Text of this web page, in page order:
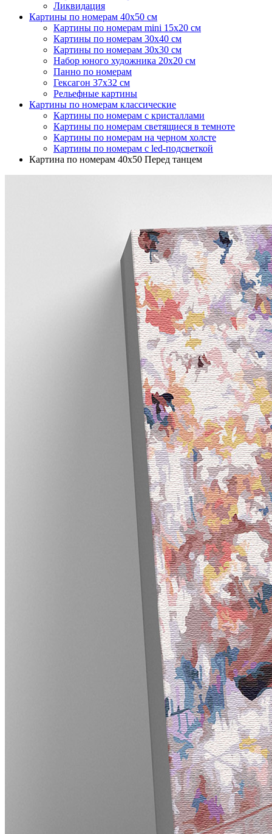
Ликвидация
Картины по номерам 40х50 см
Картины по номерам mini 15х20 см
Картины по номерам 30х40 см
Картины по номерам 30x30 см
Набор юного художника 20х20 см
Панно по номерам
Гексагон 37х32 см
Рельефные картины
Картины по номерам классические
Картины по номерам с кристаллами
Картины по номерам светящиеся в темноте
Картины по номерам на черном холсте
Картины по номерам с led-подсветкой
Картина по номерам 40х50 Перед танцем